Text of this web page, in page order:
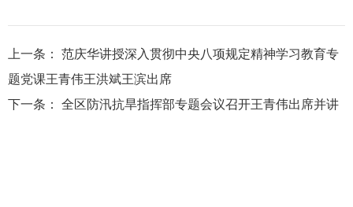
上一条：
范庆华讲授深入贯彻中央八项规定精神学习教育专
题党课王青伟王洪斌王滨出席
下一条：
全区防汛抗旱指挥部专题会议召开王青伟出席并讲